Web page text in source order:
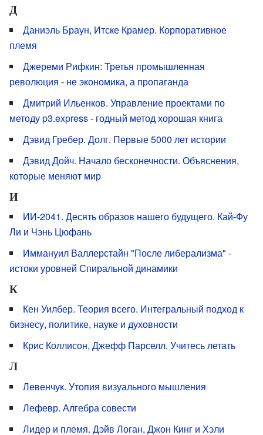
Д
Даниэль Браун, Итске Крамер. Корпоративное
племя
Джереми Рифкин: Третья промышленная
революция - не экономика, а пропаганда
Дмитрий Ильенков. Управление проектами по
методу p3.express - годный метод хорошая книга
Дэвид Гребер. Долг. Первые 5000 лет истории
Дэвид Дойч. Начало бесконечности. Объяснения,
которые меняют мир
И
ИИ-2041. Десять образов нашего будущего. Кай-Фу
Ли и Чэнь Цюфань
Иммануил Валлерстайн "После либерализма" -
истоки уровней Спиральной динамики
К
Кен Уилбер. Теория всего. Интегральный подход к
бизнесу, политике, науке и духовности
Крис Коллисон, Джефф Парселл. Учитесь летать
Л
Левенчук. Утопия визуального мышления
Лефевр. Алгебра совести
Лидер и племя. Дэйв Логан, Джон Кинг и Хэли